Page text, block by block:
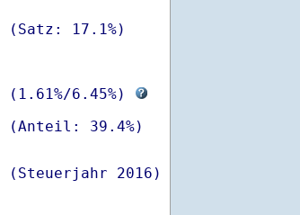
(Satz: 17.1%)
( 1.61%/6.45%)
(Steuerjahr 2016)